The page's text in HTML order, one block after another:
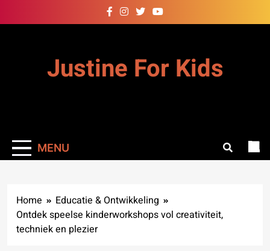
to
Justine For Kids
MENU
Home
Educatie & Ontwikkeling
Ontdek speelse kinderworkshops vol creativiteit,
techniek en plezier